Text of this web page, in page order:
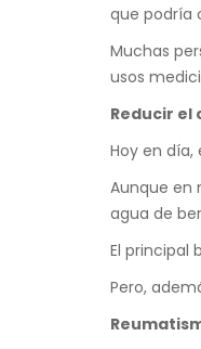
que podría
Muchas
usos
Reducir el
Hoy en
Aunque en
agua de
El principal
Pero,